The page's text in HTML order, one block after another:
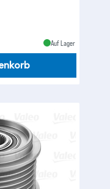
Auf Lager